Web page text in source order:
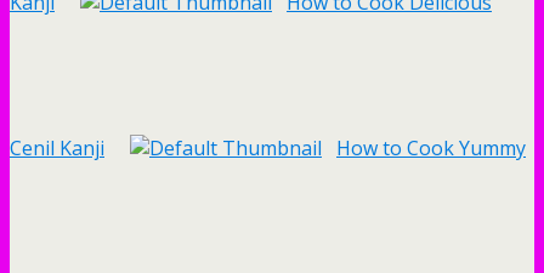
Cenil Kanji How to Cook Yummy